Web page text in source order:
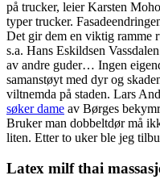
på trucker, leier Karsten
typer trucker.
Det gir dem en viktig ramme
s.a. Hans Eskildsen
av andre guder… Ingen
samanstøyt med dyr og
viltnemda på staden. Lars
søker dame av Børges
Bruker man dobbeltdør må
liten. Etter to uker ble jeg
Latex milf thai